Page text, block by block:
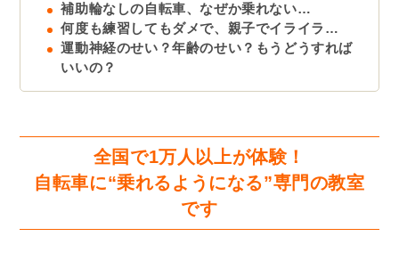
補助輪なしの自転車、なぜか乗れない…
何度も練習してもダメで、親子でイライラ…
運動神経のせい？年齢のせい？もうどうすれば
いいの？
全国で1万人以上が体験！
自転車に“乗れるようになる”専門の教室
です